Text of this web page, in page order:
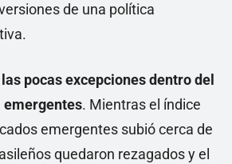
de una política
pocas excepciones dentro del
. Mientras el índice
emergentes subió cerca de
quedaron rezagados y el